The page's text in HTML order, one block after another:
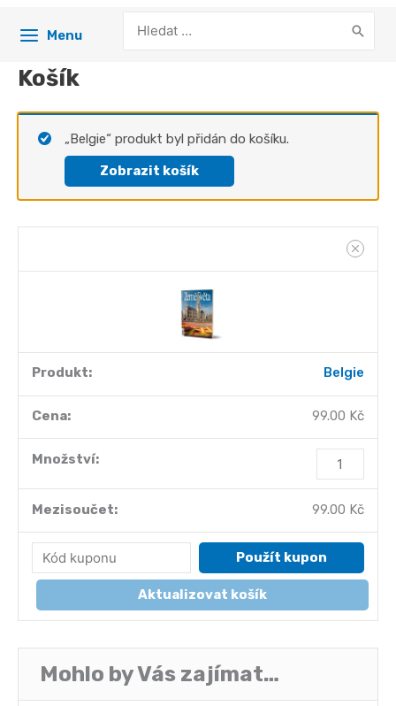
Menu
for:
Košík
„Belgie“ produkt byl přidán do košíku.
Zobrazit košík
Belgie
99.00 Kč
Belgie
množství
99.00 Kč
Použít kupon
Aktualizovat košík
Mohlo by Vás zajímat…